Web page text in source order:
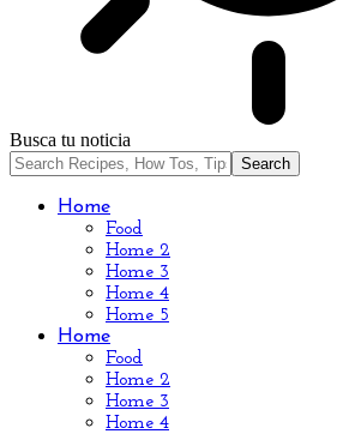
Busca tu noticia
Home
Food
Home 2
Home 3
Home 4
Home 5
Home
Food
Home 2
Home 3
Home 4